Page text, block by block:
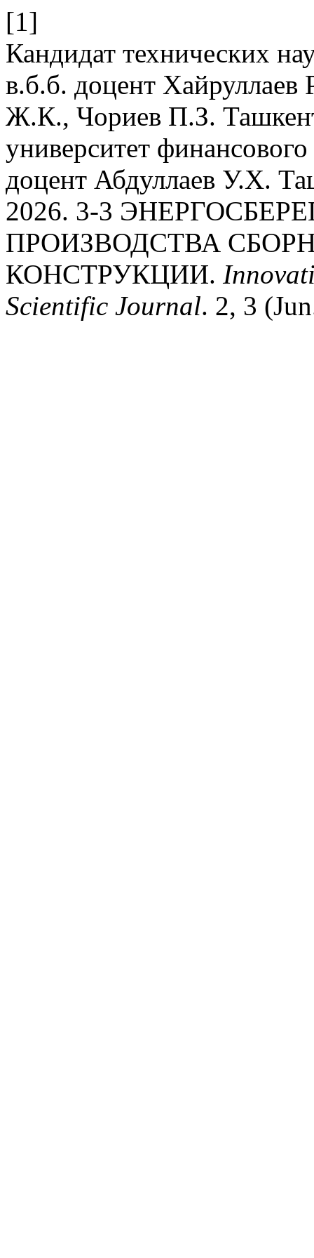
[1]
Кандидат технических
в.б.б. доцент Хайруллаев
Ж.К., Чориев П.З.
университет
доцент Абдуллаев У.Х.
2026. 3-3
ПРОИЗВОДСТВА
КОНСТРУКЦИИ.
Scientific Journal. 2, 3